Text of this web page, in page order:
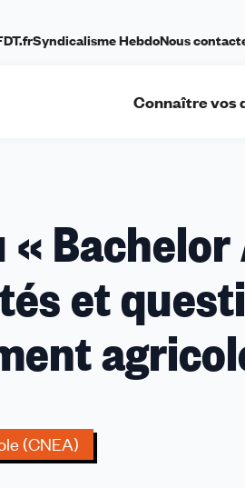
Syndicalisme HebdoNous
Connaître vos
Bachelor
et
(CNEA)